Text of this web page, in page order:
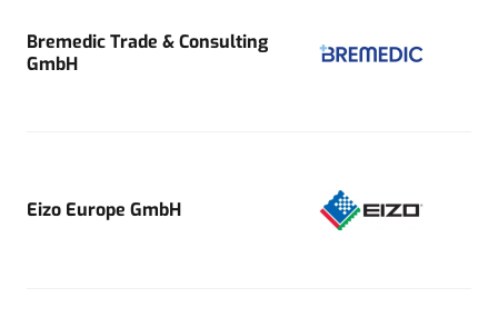
Bremedic Trade & Consulting
GmbH
Eizo Europe GmbH